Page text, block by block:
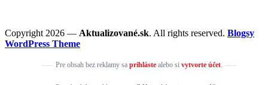
Copyright 2026 — Aktualizované.sk. All rights reserved. Blogsy
WordPress Theme
Pre obsah bez reklamy sa prihlástealebo si vytvorte účet.